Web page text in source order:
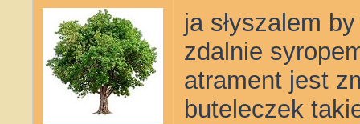
ja słyszalem
zdalnie
atrament jest
buteleczek